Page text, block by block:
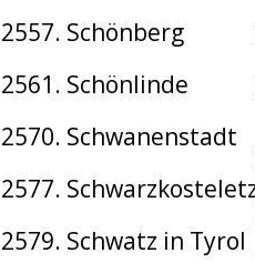
2557. Schönberg
2561. Schönlinde
2570. Schwanenstadt
2577.
2579. Schwatz in Tyrol